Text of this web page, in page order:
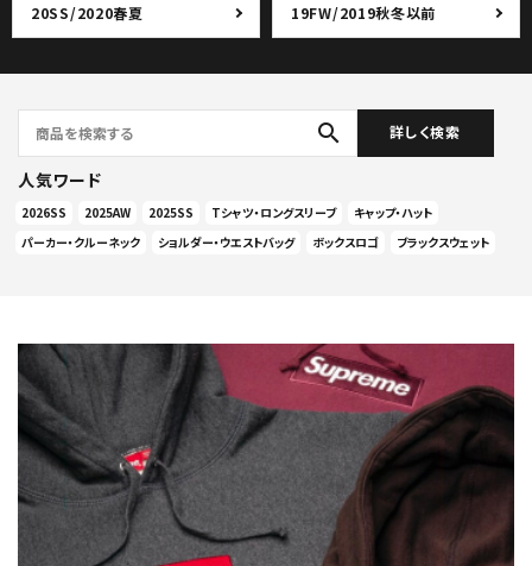
20SS/2020春夏 19FW/2019秋冬以前
search 詳しく検索
人気ワード
2026SS 2025AW 2025SS Tシャツ・ロングスリーブ
キャップ・ハット
パーカー・クルーネック
ショルダー・ウエストバッグ ボックスロゴ ブラックスウェット